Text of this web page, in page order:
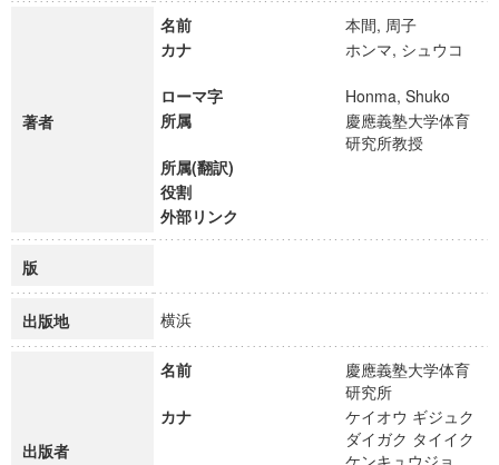
著者
名前
本間, 周子
カナ
ホンマ, シュウコ
ローマ字
Honma, Shuko
所属
慶應義塾大学体育
研究所教授
所属(翻訳)
役割
外部リンク
版
出版地 横浜
出版者
名前
慶應義塾大学体育
研究所
カナ
ケイオウ ギジュク
ダイガク タイイク
ケンキュウジョ